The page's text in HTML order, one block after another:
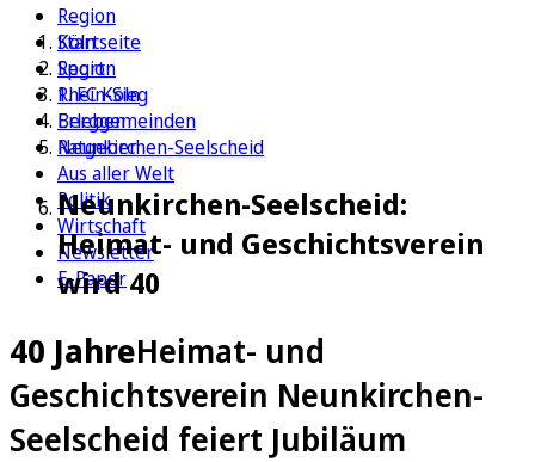
Region
Köln
Sport
1. FC Köln
Erleben
Ratgeber
Aus aller Welt
Politik
Wirtschaft
Newsletter
E-Paper
Startseite
Region
Rhein-Sieg
Berggemeinden
Neunkirchen-Seelscheid
Neunkirchen-Seelscheid:
Heimat- und Geschichtsverein
wird 40
40 JahreHeimat- und
Geschichtsverein Neunkirchen-
Seelscheid feiert Jubiläum